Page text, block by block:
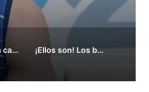
Late el Sur: la canción de los Juegos Suramericanos compuesta por mujeres ¡Ellos son! Los boxeadores argentinos que pelearán en los Juegos Suramericanos